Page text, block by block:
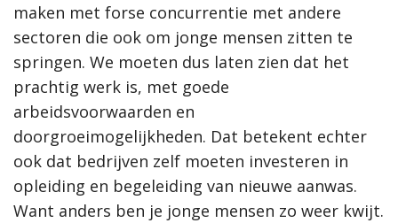
maken met forse concurrentie met andere
sectoren die ook om jonge mensen zitten te
springen. We moeten dus laten zien dat het
prachtig werk is, met goede
arbeidsvoorwaarden en
doorgroeimogelijkheden. Dat betekent echter
ook dat bedrijven zelf moeten investeren in
opleiding en begeleiding van nieuwe aanwas.
Want anders ben je jonge mensen zo weer kwijt.